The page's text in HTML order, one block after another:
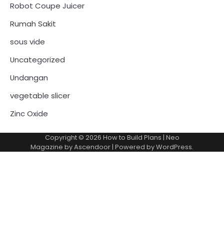
Robot Coupe Juicer
Rumah Sakit
sous vide
Uncategorized
Undangan
vegetable slicer
Zinc Oxide
Copyright © 2026 How to Build Plans | Neo
Magazine byAscendoor | Powered byWordPress.